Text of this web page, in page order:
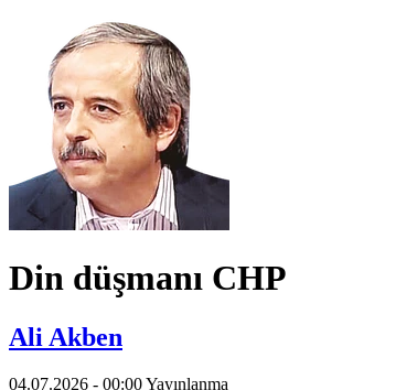
Din düşmanı CHP
Ali Akben
04.07.2026 - 00:00Yayınlanma